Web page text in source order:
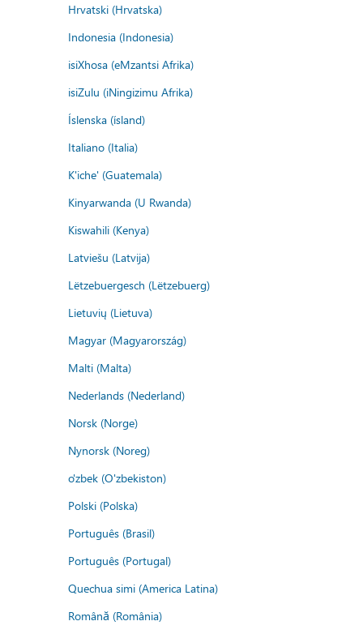
Hrvatski (Hrvatska)
Indonesia (Indonesia)
isiXhosa (eMzantsi Afrika)
isiZulu (iNingizimu Afrika)
Íslenska (ísland)
Italiano (Italia)
K'iche' (Guatemala)
Kinyarwanda (U Rwanda)
Kiswahili (Kenya)
Latviešu (Latvija)
Lëtzebuergesch (Lëtzebuerg)
Lietuvių (Lietuva)
Magyar (Magyarország)
Malti (Malta)
Nederlands (Nederland)
Norsk (Norge)
Nynorsk (Noreg)
o'zbek (O'zbekiston)
Polski (Polska)
Português (Brasil)
Português (Portugal)
Quechua simi (America Latina)
Română (România)